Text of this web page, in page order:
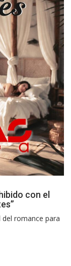
con el
romance para